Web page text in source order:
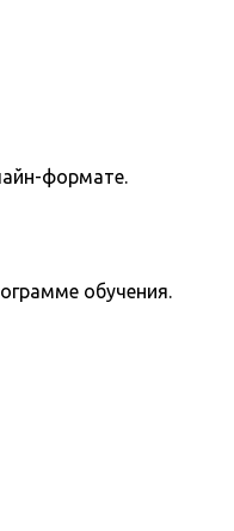
формате.
обучения.